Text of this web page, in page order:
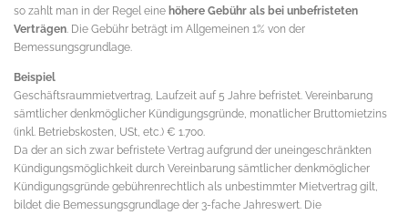
so zahlt man in der Regel eine höhere Gebühr als bei unbefristeten
Verträgen. Die Gebühr beträgt im Allgemeinen 1% von der
Bemessungsgrundlage.
Beispiel
Geschäftsraummietvertrag, Laufzeit auf 5 Jahre befristet. Vereinbarung
sämtlicher denkmöglicher Kündigungsgründe, monatlicher Bruttomietzins
(inkl. Betriebskosten, USt, etc.) € 1.700.
Da der an sich zwar befristete Vertrag aufgrund der uneingeschränkten
Kündigungsmöglichkeit durch Vereinbarung sämtlicher denkmöglicher
Kündigungsgründe gebührenrechtlich als unbestimmter Mietvertrag gilt,
bildet die Bemessungsgrundlage der 3-fache Jahreswert. Die